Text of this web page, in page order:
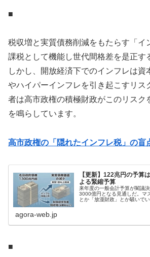
■
税収増と実質債務削減をもたらす「イ
課税として機能し世代間格差を是正す
しかし、開放経済下でのインフレは資
やハイパーインフレを引き起こすリス
者は高市政権の積極財政がこのリスク
を鳴らしています。
高市政権の「隠れたインフレ税」の盲
【更新】122兆円の予算
よる緊縮予算
来年度の一般会計予算が閣議
3000億円となる見通しだ。マ
とか「放漫財政」とか騒いで
agora-web.jp
■